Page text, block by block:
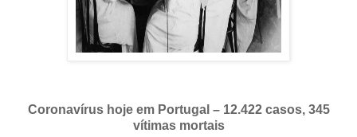
Coronavírus hoje em Portugal – 12.422 casos, 345
vítimas mortais